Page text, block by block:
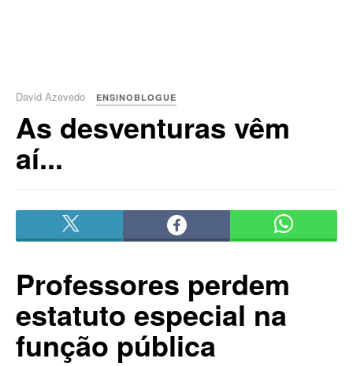
David Azevedo ENSINOBLOGUE
As desventuras vêm
aí...
Professores perdem
estatuto especial na
função pública